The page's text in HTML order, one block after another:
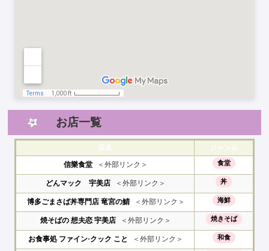
お店一覧
店名
ジャンル
信樂食堂
＜外部リンク＞ 食堂
どんマック 宇美店 ＜外部リンク＞ 丼
博多ごまさば丼専門店 竜宮の鯖 ＜外部リンク＞ 海鮮
焼そばの 想夫恋 宇美店 ＜外部リンク＞ 焼きそば
お食事処 ファイン·クック こと ＜外部リンク＞ 和食